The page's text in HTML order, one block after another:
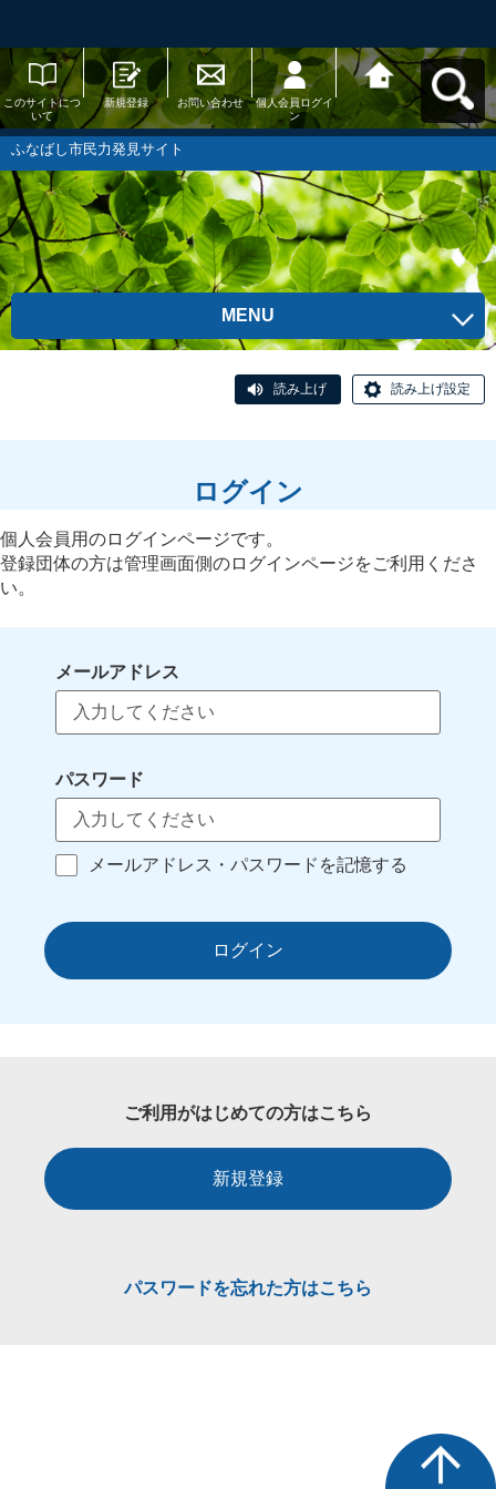
このサイトにつ
いて
新規登録 お問い合わせ
個人会員ログイ
ン
ふなばし市民力
発見サイトへ戻
る
ふなばし市民力発見サイト
MENU
読み上げ 読み上げ設定
ログイン
個人会員用のログインページです。
登録団体の方は管理画面側のログインページをご利用くださ
い。
メールアドレス
パスワード
メールアドレス・パスワードを記憶する
ログイン
ご利用がはじめての方はこちら
新規登録
パスワードを忘れた方はこちら